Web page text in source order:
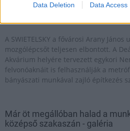
Data Deletion Data Access
A SWIETELSKY a fővárosi Arany
mozgólépcsőt teljesen elbontott. A
Akvárium helyére tervezett egykori
felvonóaknáit is felhasználják a
bányászati munkával zajló építkezés
Már öt megállóban halad a
középső szakaszán - galéria